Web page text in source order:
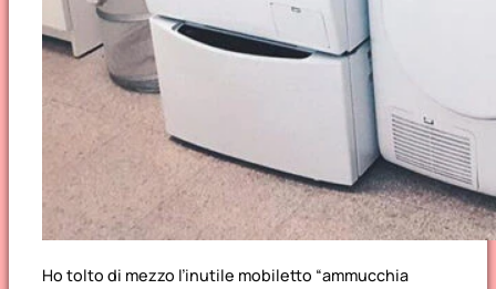
Ho tolto di mezzo l’inutile mobiletto “ammucchia